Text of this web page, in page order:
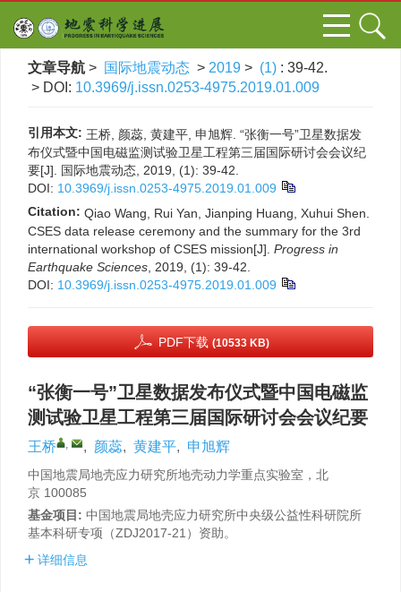
文章导航 > 国际地震动态 > 2019 > (1) : 39-42.
> DOI: 10.3969/j.issn.0253-4975.2019.01.009
引用本文: 王桥, 颜蕊, 黄建平, 申旭辉. “张衡一号”卫星数据发
布仪式暨中国电磁监测试验卫星工程第三届国际研讨会会议纪
要[J]. 国际地震动态, 2019, (1): 39-42.
DOI: 10.3969/j.issn.0253-4975.2019.01.009
Citation: Qiao Wang, Rui Yan, Jianping Huang, Xuhui Shen.
CSES data release ceremony and the summary for the 3rd
international workshop of CSES mission[J]. Progress in
Earthquake Sciences , 2019, (1): 39-42.
DOI: 10.3969/j.issn.0253-4975.2019.01.009
PDF下载 (10533 KB)
“张衡一号”卫星数据发布仪式暨中国电磁监
测试验卫星工程第三届国际研讨会会议纪要
王桥 , , 颜蕊, 黄建平, 申旭辉
中国地震局地壳应力研究所地壳动力学重点实验室，北
京 100085
基金项目: 中国地震局地壳应力研究所中央级公益性科研院所
基本科研专项（ZDJ2017-21）资助。
详细信息